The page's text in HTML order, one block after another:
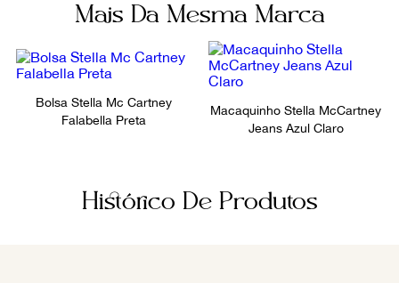
Mais Da Mesma Marca
Bolsa Stella Mc Cartney
Falabella Preta
Macaquinho Stella McCartney
Jeans Azul Claro
Histórico De Produtos